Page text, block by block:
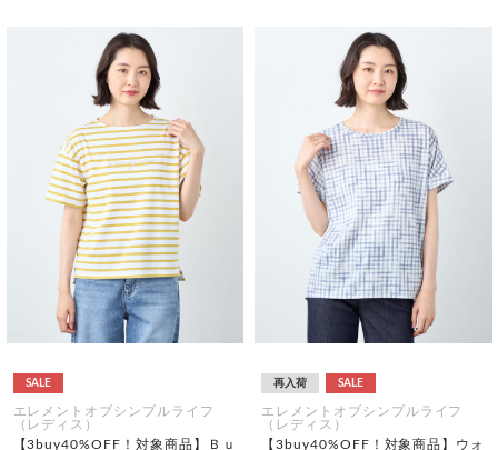
SALE
エレメントオブシンプルライフ
（レディス）
【3buy40%OFF！対象商品】Ｂｕ
再入荷 SALE
エレメントオブシンプルライフ
（レディス）
【3buy40%OFF！対象商品】ウォ